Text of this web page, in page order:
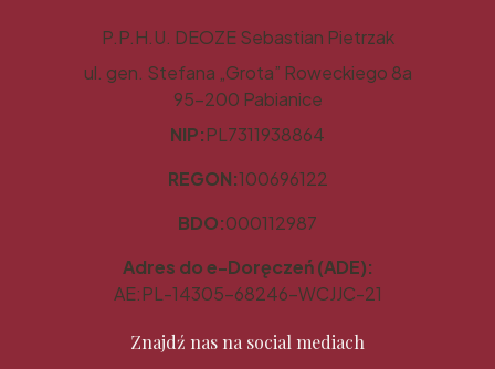
P.P.H.U. DEOZE Sebastian Pietrzak
ul. gen. Stefana „Grota” Roweckiego 8a
95-200 Pabianice
NIP:PL7311938864
REGON:100696122
BDO:000112987
Adres do e-Doręczeń (ADE):
AE:PL-14305-68246-WCJJC-21
Znajdź nas na social mediach